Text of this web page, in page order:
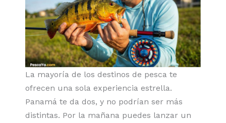
La mayoría de los destinos de pesca te
ofrecen una sola experiencia estrella.
Panamá te da dos, y no podrían ser más
distintas. Por la mañana puedes lanzar un